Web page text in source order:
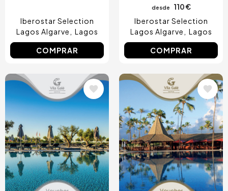
Iberostar Selection
Lagos Algarve
Lagos
COMPRAR
desde
110 €
Iberostar Selection
Lagos Algarve
Lagos
COMPRAR
Image Image